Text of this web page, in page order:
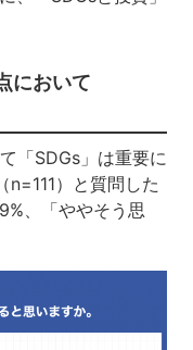
において
「SDGs」は重要に
n=111）と質問した
、「ややそう思